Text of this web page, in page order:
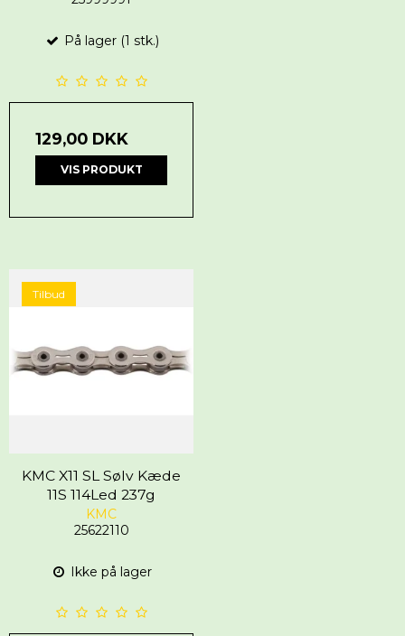
På lager (1 stk.)
129,00 DKK
VIS PRODUKT
Tilbud
KMC X11 SL Sølv Kæde
11S 114Led 237g
KMC
25622110
Ikke på lager